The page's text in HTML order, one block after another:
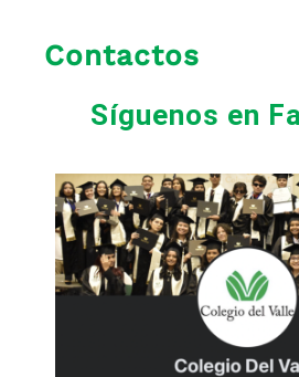
Contactos
Síguenos en